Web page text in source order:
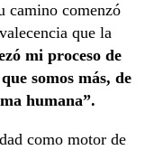
camino comenzó
que la
mi proceso de
somos más, de
humana”.
como motor de